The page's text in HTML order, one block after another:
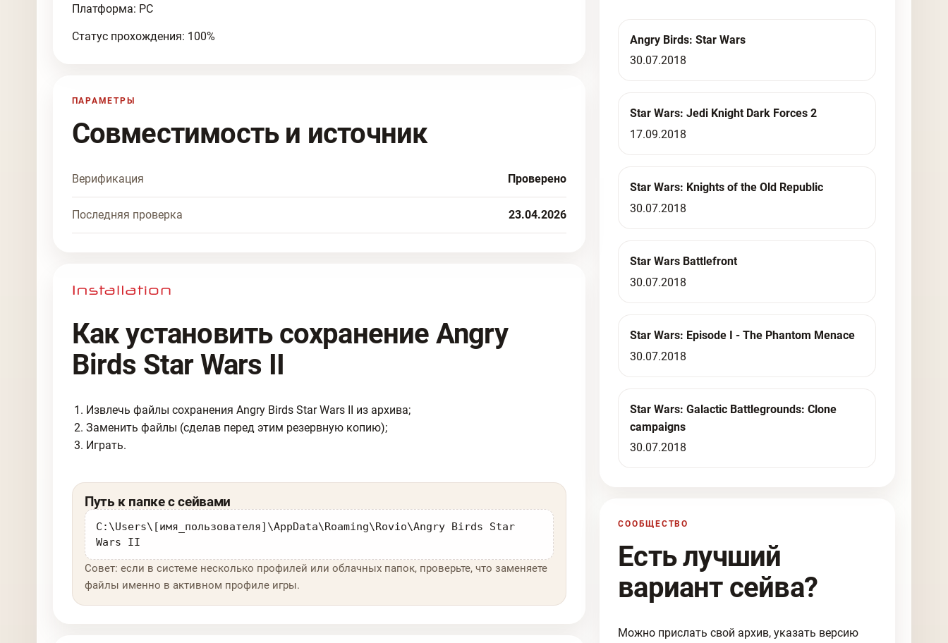
Платформа: PC
Статус прохождения: 100%
ПАРАМЕТРЫ
Совместимость и источник
Верификация Проверено
Последняя проверка 23.04.2026
Как установить сохранение Angry
Birds Star Wars II
Извлечь файлы сохранения Angry Birds Star Wars II из архива;
Заменить файлы (сделав перед этим резервную копию);
Играть.
Путь к папке с сейвами
C:\Users\[имя_пользователя]\AppData\Roaming\Rovio\Angry Birds Star
Wars II
Совет: если в системе несколько профилей или облачных папок, проверьте, что заменяете
файлы именно в активном профиле игры.
Angry Birds: Star Wars
30.07.2018
Star Wars: Jedi Knight Dark Forces 2
17.09.2018
Star Wars: Knights of the Old Republic
30.07.2018
Star Wars Battlefront
30.07.2018
Star Wars: Episode I - The Phantom Menace
30.07.2018
Star Wars: Galactic Battlegrounds: Clone
campaigns
30.07.2018
СООБЩЕСТВО
Есть лучший
вариант сейва?
Можно прислать свой архив, указать версию